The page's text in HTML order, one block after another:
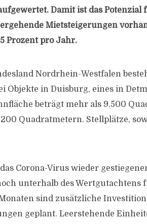
Damit ist das Potenzial
Mietsteigerungen
Prozent pro Jahr.
Nordrhein-Westfalen
Objekte in Duisburg, eines in
beträgt mehr als 9.500
Quadratmetern. Stellplätze,
Corona-Virus wieder
unterhalb des Wertgutachtens
sind zusätzliche
geplant. Leerstehende